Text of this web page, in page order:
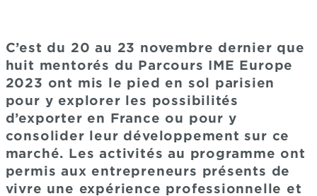
C’est du 20 au 23 novembre dernier que
huit mentorés du Parcours IME Europe
2023 ont mis le pied en sol parisien
pour y explorer les possibilités
d’exporter en France ou pour y
consolider leur développement sur ce
marché. Les activités au programme ont
permis aux entrepreneurs présents de
vivre une expérience professionnelle et